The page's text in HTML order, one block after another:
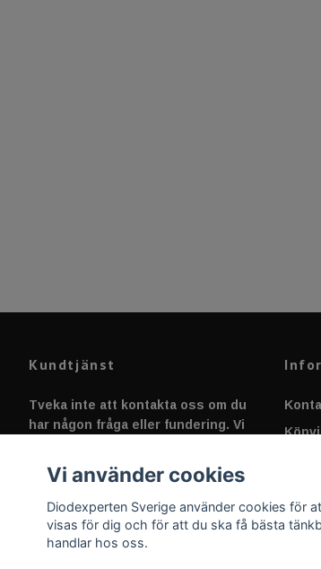
Kundtjänst
Tveka inte att kontakta oss om du
har någon fråga eller fundering. Vi
Vi använder cookies
Diodexperten Sverige använder cookies för
visas för dig och för att du ska få bästa
handlar hos oss.